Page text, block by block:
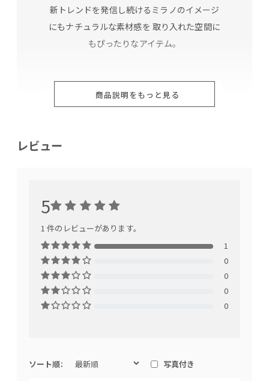
新トレンドを発信し続けるミラノのイメージ
にもナチュラルな素材感を 取り入れた空間に
もぴったりなアイテム。
ェルは重厚感のある作り。
ふわっとふかふかなお布団のようなフォル
商品説明をもっと見る
レビュー
5
1 件のレビューがあります。
1
0
0
0
0
ソート順: 写真付き